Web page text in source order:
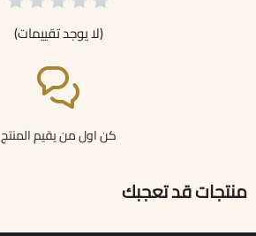
كن اول من يقيم المنتج
(لا يوجد تقييمات)
منتجات قد تعجبك